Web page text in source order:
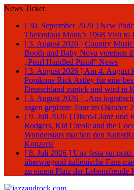
News Ticker
[ 30. September 2020 ] New
Thelonious Monk’s 1968 Visit to
[ 3. August 2026 ] Country
Booth und Baby Nova vereinen
„Pearl Handled Pistol“ News
[ 3. August 2026 ] Am 4. August
Popikone Rick Astley für eine
Deutschland zurück und wird in
[ 3. August 2026 ] „Aus
sagen geplante Tour im Oktober
[ 9. Juli 2026 ] Disco-Glanz und
Rodgers, Kid Creole and the
Wonderstars machen den
Konzerte
[ 8. Juli 2026 ] Una festa sui
überwiegend italienische Fans
zu einem Platz der Lebensfreude